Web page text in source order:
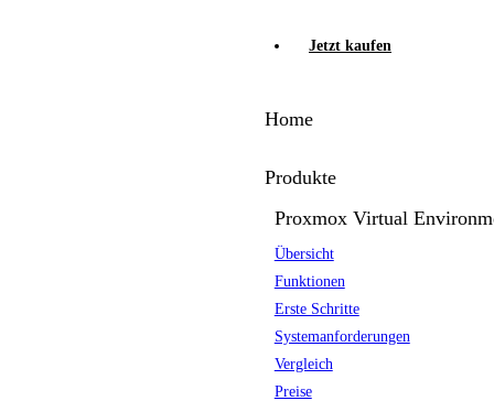
Jetzt kaufen
Home
Produkte
Proxmox Virtual
Übersicht
Funktionen
Erste Schritte
Systemanforderungen
Vergleich
Preise